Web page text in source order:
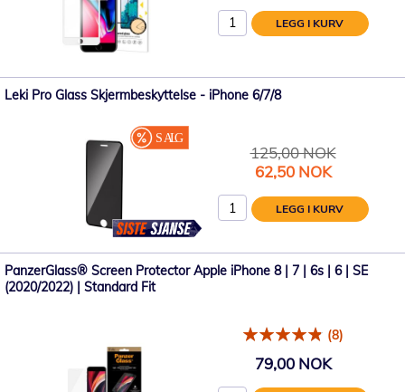
LEGG I KURV
Leki Pro Glass Skjermbeskyttelse - iPhone 6/7/8
125,00 NOK
Spesialpris
62,50 NOK
LEGG I KURV
PanzerGlass® Screen Protector Apple iPhone 8 | 7 | 6s | 6 | SE
(2020/2022) | Standard Fit
(8)
79,00 NOK